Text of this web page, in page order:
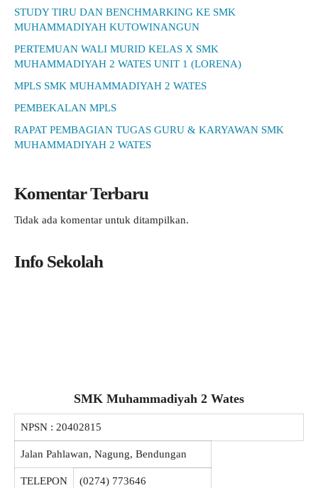
STUDY TIRU DAN BENCHMARKING KE SMK
MUHAMMADIYAH KUTOWINANGUN
PERTEMUAN WALI MURID KELAS X SMK
MUHAMMADIYAH 2 WATES UNIT 1 (LORENA)
MPLS SMK MUHAMMADIYAH 2 WATES
PEMBEKALAN MPLS
RAPAT PEMBAGIAN TUGAS GURU & KARYAWAN SMK
MUHAMMADIYAH 2 WATES
Komentar Terbaru
Tidak ada komentar untuk ditampilkan.
Info Sekolah
SMK Muhammadiyah 2 Wates
NPSN : 20402815
Jalan Pahlawan, Nagung, Bendungan
TELEPON (0274) 773646